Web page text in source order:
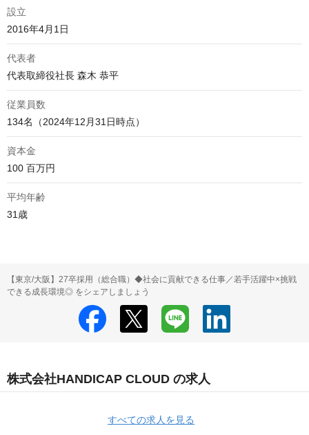
設立
2016年4月1日
代表者
代表取締役社長 森木 恭平
従業員数
134名（2024年12月31日時点）
資本金
100 百万円
平均年齢
31歳
【東京/大阪】27卒採用（総合職）◆社会に貢献できる仕事／若手活躍中×挑戦
できる成長環境◎ をシェアしましょう
株式会社HANDICAP CLOUD の求人
すべての求人を見る